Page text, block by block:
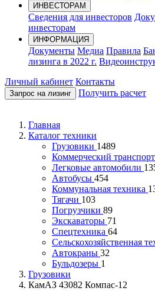
ИНВЕСТОРАМ
Сведения для инвесторов
инвесторам
ИНФОРМАЦИЯ
Документы Медиа Правила
лизинга в 2022 г.
Личный кабинет Контакты
Запрос на лизинг Получить расчет
Главная
Каталог техники
Грузовики 1489
Коммерческий транспорт
Легковые автомобили
Автобусы 454
Коммунальная техника
Тягачи 103
Погрузчики 89
Экскаваторы 71
Спецтехника 64
Сельскохозяйственная
Автокраны 32
Бульдозеры 1
Грузовики
КамАЗ 43082 Компас-12